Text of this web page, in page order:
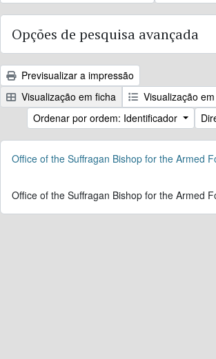
Opções de pesquisa avançada
Previsualizar a impressão
Visualização em ficha
Visualização
Ordenar por ordem: Identificador
Office of the Suffragan Bishop for the Armed
Office of the Suffragan Bishop for the Armed